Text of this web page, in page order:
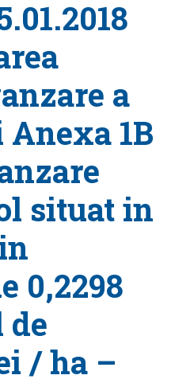
a
1B
situat in
0,2298
de
/ ha –